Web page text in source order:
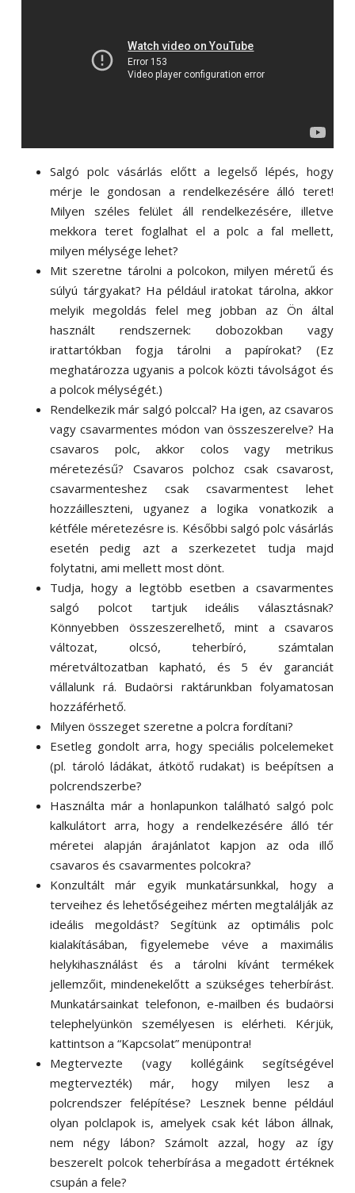
Salgó polc vásárlás előtt a legelső lépés, hogy
mérje le gondosan a rendelkezésére álló teret!
Milyen széles felület áll rendelkezésére, illetve
mekkora teret foglalhat el a polc a fal mellett,
milyen mélysége lehet?
Mit szeretne tárolni a polcokon, milyen méretű és
súlyú tárgyakat? Ha például iratokat tárolna, akkor
melyik megoldás felel meg jobban az Ön által
használt rendszernek: dobozokban vagy
irattartókban fogja tárolni a papírokat? (Ez
meghatározza ugyanis a polcok közti távolságot és
a polcok mélységét.)
Rendelkezik már salgó polccal? Ha igen, az csavaros
vagy csavarmentes módon van összeszerelve? Ha
csavaros polc, akkor colos vagy metrikus
méretezésű? Csavaros polchoz csak csavarost,
csavarmenteshez csak csavarmentest lehet
hozzáilleszteni, ugyanez a logika vonatkozik a
kétféle méretezésre is. Későbbi salgó polc vásárlás
esetén pedig azt a szerkezetet tudja majd
folytatni, ami mellett most dönt.
Tudja, hogy a legtöbb esetben a csavarmentes
salgó polcot tartjuk ideális választásnak?
Könnyebben összeszerelhető, mint a csavaros
változat, olcsó, teherbíró, számtalan
méretváltozatban kapható, és 5 év garanciát
vállalunk rá. Budaörsi raktárunkban folyamatosan
hozzáférhető.
Milyen összeget szeretne a polcra fordítani?
Esetleg gondolt arra, hogy speciális polcelemeket
(pl. tároló ládákat, átkötő rudakat) is beépítsen a
polcrendszerbe?
Használta már a honlapunkon található salgó polc
kalkulátort arra, hogy a rendelkezésére álló tér
méretei alapján árajánlatot kapjon az oda illő
csavaros és csavarmentes polcokra?
Konzultált már egyik munkatársunkkal, hogy a
terveihez és lehetőségeihez mérten megtalálják az
ideális megoldást? Segítünk az optimális polc
kialakításában, figyelemebe véve a maximális
helykihasználást és a tárolni kívánt termékek
jellemzőit, mindenekelőtt a szükséges teherbírást.
Munkatársainkat telefonon, e-mailben és budaörsi
telephelyünkön személyesen is elérheti. Kérjük,
kattintson a “Kapcsolat” menüpontra!
Megtervezte (vagy kollégáink segítségével
megtervezték) már, hogy milyen lesz a
polcrendszer felépítése? Lesznek benne például
olyan polclapok is, amelyek csak két lábon állnak,
nem négy lábon? Számolt azzal, hogy az így
beszerelt polcok teherbírása a megadott értéknek
csupán a fele?